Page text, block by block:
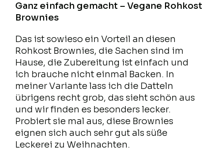
Ganz einfach gemacht – Vegane Rohkost
Brownies
Das ist sowieso ein Vorteil an diesen
Rohkost Brownies, die Sachen sind im
Hause, die Zubereitung ist einfach und
ich brauche nicht einmal Backen. In
meiner Variante lass ich die Datteln
übrigens recht grob, das sieht schön aus
und wir finden es besonders lecker.
Probiert sie mal aus, diese Brownies
eignen sich auch sehr gut als süße
Leckerei zu Weihnachten.